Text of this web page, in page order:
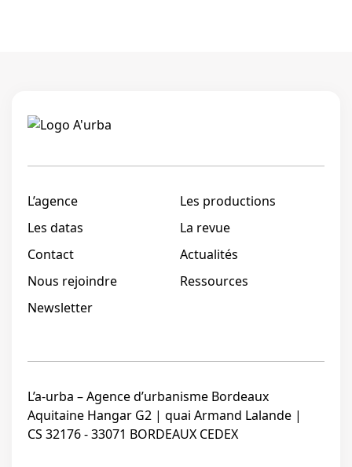
L’agence
Les productions
Les datas
La revue
Contact
Actualités
Nous rejoindre
Ressources
Newsletter
L’a-urba – Agence d’urbanisme Bordeaux
Aquitaine Hangar G2 | quai Armand Lalande |
CS 32176 - 33071 BORDEAUX CEDEX